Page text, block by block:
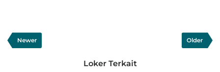
Newer Older
Loker Terkait